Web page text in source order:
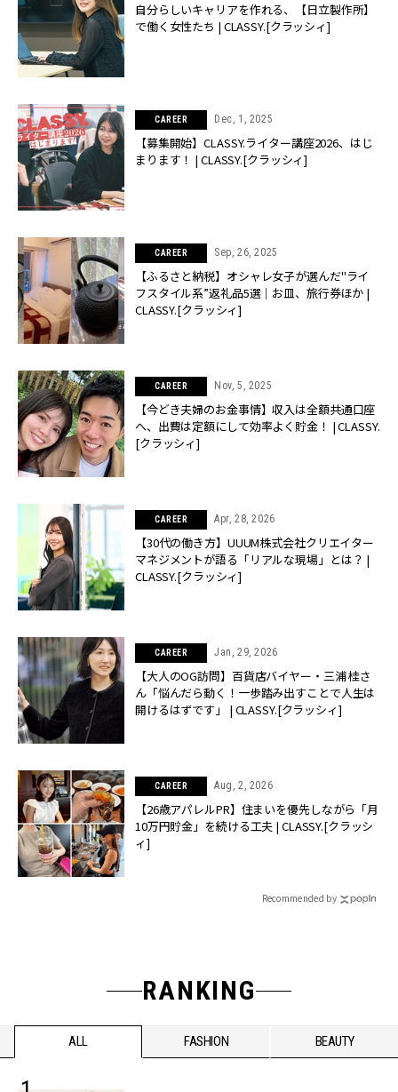
自分らしいキャリアを作れる、【日立製作所】
で働く女性たち | CLASSY.[クラッシィ]
CAREER Dec, 1, 2025
【募集開始】CLASSY.ライター講座2026、はじ
まります！ | CLASSY.[クラッシィ]
CAREER Sep, 26, 2025
【ふるさと納税】オシャレ女子が選んだ"ライ
フスタイル系”返礼品5選｜お皿、旅行券ほか |
CLASSY.[クラッシィ]
CAREER Nov, 5, 2025
【今どき夫婦のお金事情】収入は全額共通口座
へ、出費は定額にして効率よく貯金！ | CLASSY.
[クラッシィ]
CAREER Apr, 28, 2026
【30代の働き方】UUUM株式会社クリエイター
マネジメントが語る「リアルな現場」とは？ |
CLASSY.[クラッシィ]
CAREER Jan, 29, 2026
【大人のOG訪問】百貨店バイヤー・三浦 桂さ
ん「悩んだら動く！一歩踏み出すことで人生は
開けるはずです」 | CLASSY.[クラッシィ]
CAREER Aug, 2, 2026
【26歳アパレルPR】住まいを優先しながら「月
10万円貯金」を続ける工夫 | CLASSY.[クラッシ
ィ]
Recommended by
RANKING
ALL FASHION BEAUTY